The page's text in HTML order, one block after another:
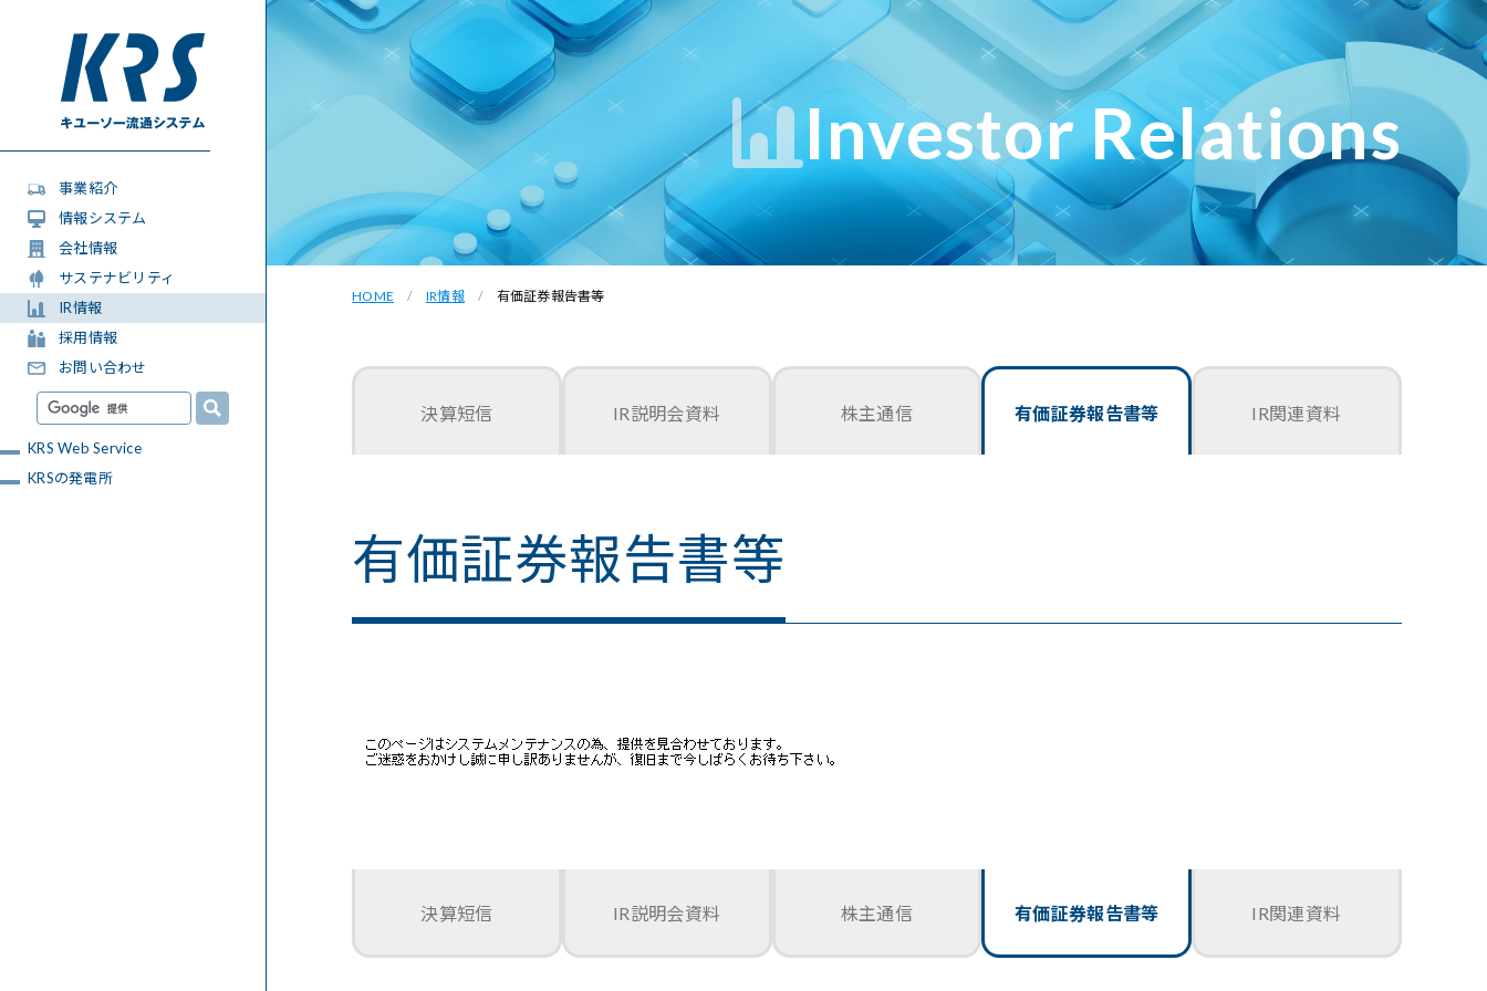
事業紹介
情報システム
会社情報
サステナビリティ
IR情報
採用情報
お問い合わせ
KRS Web Service
KRSの発電所
Investor Relations
HOME IR情報 有価証券報告書等
決算短信 IR説明会資料 株主通信 有価証券報告書等 IR関連資料
有価証券報告書等
決算短信 IR説明会資料 株主通信 有価証券報告書等 IR関連資料